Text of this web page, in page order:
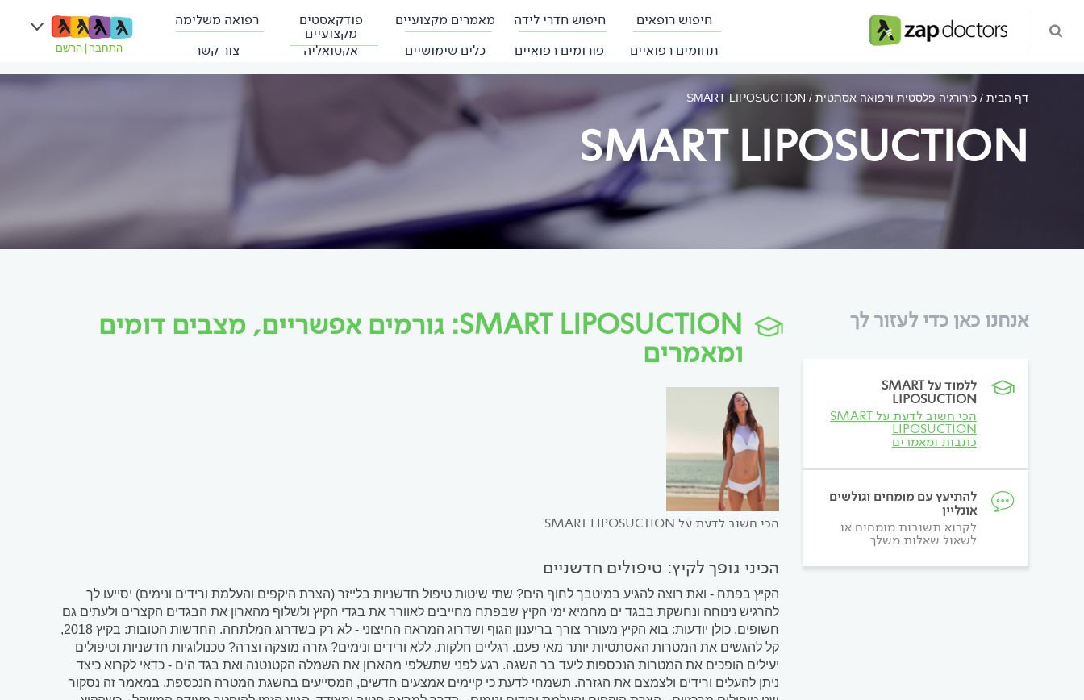
חיפוש רופאים חיפוש חדרי לידה מאמרים מקצועיים פודקאסטים
מקצועיים
רפואה משלימה
תחומים רפואיים
פורומים רפואיים כלים שימושיים אקטואליה צור קשר התחבר הרשם
דף הבית כירורגיה פלסטית ורפואה אסתטית SMART LIPOSUCTION
SMART LIPOSUCTION
אנחנו כאן כדי לעזור לך
ללמוד על SMART
LIPOSUCTION
הכי חשוב לדעת על SMART
LIPOSUCTION
כתבות ומאמרים
להתיעץ עם מומחים וגולשים
אונליין
לקרוא תשובות מומחים או
לשאול שאלות משלך
SMART LIPOSUCTION: גורמים אפשריים, מצבים דומים
ומאמרים
הכי חשוב לדעת על SMART LIPOSUCTION
הכיני גופך לקיץ: טיפולים חדשניים
הקיץ בפתח - ואת רוצה להגיע במיטבך לחוף הים? שתי שיטות טיפול חדשניות בלייזר (הצרת היקפים והעלמת ורידים ונימים) יסייעו לך
להרגיש נינוחה ונחשקת בבגד ים מחמיא ימי הקיץ שבפתח מחייבים לאוורר את בגדי הקיץ ולשלוף מהארון את הבגדים הקצרים ולעתים גם
חשופים. כולן יודעות: בוא הקיץ מעורר צורך בריענון הגוף ושדרוג המראה החיצוני - לא רק בשדרוג המלתחה. החדשות הטובות: בקיץ 2018,
קל להגשים את המטרות האסתטיות יותר מאי פעם. רגליים חלקות, ללא ורידים ונימים? גזרה מוצקה וצרה? טכנולוגיות חדשניות וטיפולים
יעילים הופכים את המטרות הנכספות ליעד בר השגה. רגע לפני שתשלפי מהארון את השמלה הקטנטנה ואת בגד הים - כדאי לקרוא כיצד
ניתן להעלים ורידים ולצמצם את הגזרה. תשמחי לדעת כי קיימים אמצעים חדשים, המסייעים בהשגת המטרה הנכספת. במאמר זה נסקור